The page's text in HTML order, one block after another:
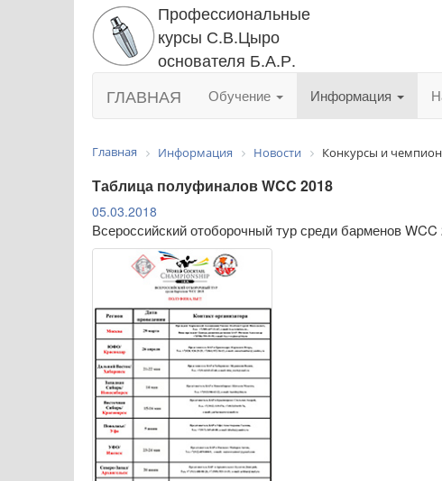
Профессиональные
курсы С.В.Цыро
основателя Б.А.Р.
ГЛАВНАЯ Обучение Информация
Главная Информация Новости Конкурсы и
Таблица полуфиналов WCC 2018
05.03.2018
Всероссийский отоборочный тур среди барменов